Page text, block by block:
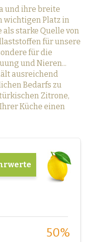
und ihre breite
wichtigen Platz in
starke Quelle von
für unsere
für die
und Nieren...
ausreichend
Bedarfs zu
Zitrone,
Küche einen
50%